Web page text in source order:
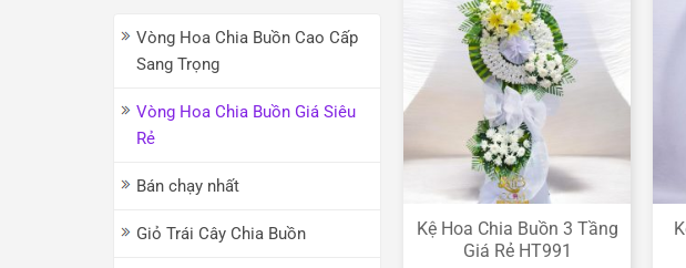
Vòng Hoa Chia Buồn Cao Cấp
Sang Trọng
Vòng Hoa Chia Buồn Giá Siêu
Rẻ
Bán chạy nhất
Giỏ Trái Cây Chia Buồn
Kệ Hoa Chia Buồn 3 Tầng
Giá Rẻ HT991